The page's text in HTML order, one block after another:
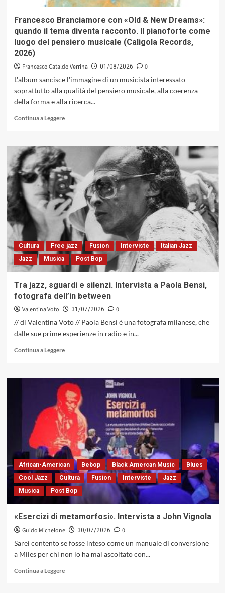
il
di
Colonia
scaturito
una
davisiana
Francesco Branciamore con «Old & New Dreams»:
quando il tema diventa racconto. Il pianoforte come
luogo del pensiero musicale (Caligola Records,
2026)
Francesco Cataldo Verrina 01/08/2026
0
L'album sancisce l'immagine di un musicista interessato
soprattutto alla qualità del pensiero musicale, alla coerenza
della forma e alla ricerca...
Continua a LeggereLeggi
su
Francesco
Branciamore
con
«Old
&
New
Dreams»:
quando
il
tema
diventa
racconto.
come
luogo
del
musicale
(Caligola
Cultura Free jazz Fusion Interviste
Italian Jazz
Jazz
Musica Post Bop
Tra jazz, sguardi e silenzi. Intervista a Paola Bensi,
fotografa dell’in between
Valentina Voto 31/07/2026
0
// di Valentina Voto // Paola Bensi è una fotografa milanese, che
dalle sue prime esperienze in radio e in...
Continua a LeggereLeggi
su
Tra
jazz,
sguardi
e
silenzi.
Intervista
a
Paola
Bensi,
fotografa
dell’in
between
African-American Bebop Black Amercan Music
Blues
Cool Jazz
Cultura Fusion Interviste
Jazz
Musica
Post Bop
«Esercizi di metamorfosi». Intervista a John Vignola
Guido Michelone 30/07/2026
0
Sarei contento se fosse inteso come un manuale di conversione
a Miles per chi non lo ha mai ascoltato con...
Continua a LeggereLeggi